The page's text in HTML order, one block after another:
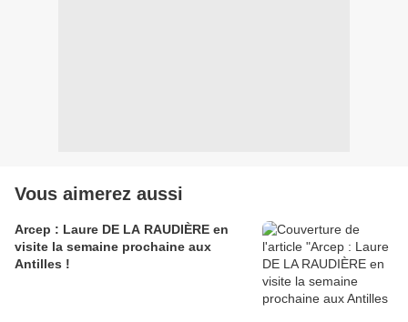
Vous aimerez aussi
Arcep : Laure DE LA RAUDIÈRE en
visite la semaine prochaine aux
Antilles !